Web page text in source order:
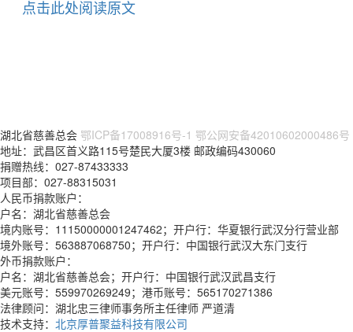
点击此处阅读原文
湖北省慈善总会 鄂ICP备17008916号-1 鄂公网安备42010602000486号
地址：武昌区首义路115号楚民大厦3楼 邮政编码430060
捐赠热线：027-87433333
项目部：027-88315031
人民币捐款账户：
户名：湖北省慈善总会
境内账号：11150000001247462；开户行：华夏银行武汉分行营业部
境外账号：563887068750；开户行：中国银行武汉大东门支行
外币捐款账户：
户名：湖北省慈善总会；开户行：中国银行武汉武昌支行
美元账号：559970269249；港币账号：565170271386
法律顾问：湖北忠三律师事务所主任律师 严道清
技术支持： 北京厚普聚益科技有限公司